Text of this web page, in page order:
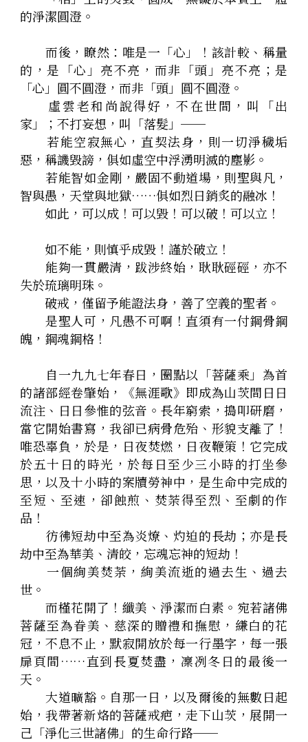
的淨潔圓澄。
而後，瞭然：唯是一「心」！該計較、稱量
的，是「心」亮不亮，而非「頭」亮不亮；是
「心」圓不圓澄，而非「頭」圓不圓澄。
虛雲老和尚說得好，不在世間，叫「出
家」；不打妄想，叫「落髮」──
若能空寂無心，直契法身，則一切淨穢垢
惡，稱譏毀謗，俱如虛空中浮湧明滅的塵影。
若能智如金剛，嚴固不動道場，則聖與凡，
智與愚，天堂與地獄……俱如烈日銷炙的融冰！
如此，可以成！可以毀！可以破！可以立！
如不能，則慎乎成毀！謹於破立！
能夠一貫嚴清，跋涉終始，耿耿硜硜，亦不
失於琉璃明珠。
破戒，僅留予能證法身，善了空義的聖者。
是聖人可，凡愚不可啊！直須有一付鋼骨鋼
魄，鋼魂鋼格！
自一九九七年春日，圈點以「菩薩乘」為首
的諸部經卷肇始，《無涯歌》即成為山茨間日日
流注、日日參惟的弦音。長年窮索，搗叩研磨，
當它開始書寫，我卻已病骨危殆、形貌支離了！
唯恐辜負，於是，日夜焚燃，日夜鞭策！它完成
於五十日的時光，於每日至少三小時的打坐參
思，以及十小時的案牘勞神中，是生命中完成的
至短、至速，卻蝕煎、焚荼得至烈、至劇的作
品！
彷彿短劫中至為炎燎、灼迫的長劫；亦是長
劫中至為華美、清皎，忘魂忘神的短劫！
一個絢美焚荼，絢美流逝的過去生、過去
世。
而槿花開了！纖美、淨潔而白素。宛若諸佛
菩薩至為眷美、慈深的贈禮和撫慰，縑白的花
冠，不息不止，默寂開放於每一行墨字，每一張
扉頁間……直到長夏焚盡，凜冽冬日的最後一
天。
大道曠豁。自那一日，以及爾後的無數日起
始，我帶著新烙的菩薩戒疤，走下山茨，展開一
己「淨化三世諸佛」的生命行路──